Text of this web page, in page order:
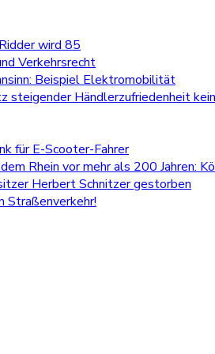
wird 85
Verkehrsrecht
Beispiel Elektromobilität
steigender Händlerzufriedenheit
für E-Scooter-Fahrer
Rhein vor mehr als 200 Jahren:
Herbert Schnitzer gestorben
Straßenverkehr!